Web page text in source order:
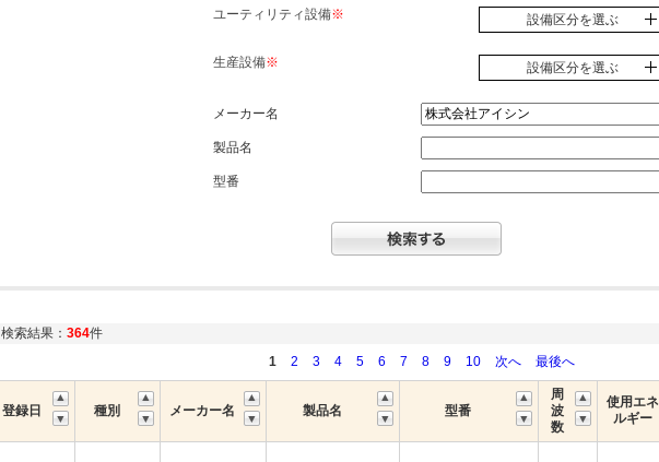
ユーティリティ設備※ 設備区分を選ぶ
生産設備※ 設備区分を選ぶ
メーカー名
製品名
型番
検索結果： 364件
1
2 3 4 5 6 7 8 9 10 次へ 最後へ
登録日 種別 メーカー名 製品名 型番
周
波
数
使用エネ
ルギー